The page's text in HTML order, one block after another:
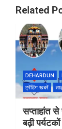
Related
DEHARDUN
ट्रेंडिंग खबरें
सप्ताहांत
बढ़ी